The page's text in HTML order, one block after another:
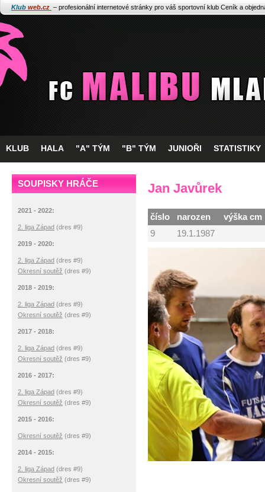
Klub web.cz – profesionální internetové stránky pro váš sportovní klub Ceník a
KLUB HALA "A" TÝM "B" TÝM JUNIOŘI STATISTIKY
Jan Javůrek
číslo narozen
výška cm
9
19.1.1987
SOUPISKY HRÁČE
2021 - 2022:
2. liga Západ (dres #9)
2019 - 2020:
2. liga Západ (dres #9)
Okresní soutěž (dres #9)
2018 - 2019:
2. liga Západ (dres #9)
Okresní soutěž (dres #9)
2017 - 2018:
2. liga Západ (dres #9)
Okresní soutěž (dres #9)
2016 - 2017:
2. liga Západ (dres #9)
Okresní soutěž (dres #9)
2015 - 2016:
Okresní soutěž (dres #9)
2014 - 2015:
2. liga Západ (dres #9)
Okresní soutěž (dres #9)